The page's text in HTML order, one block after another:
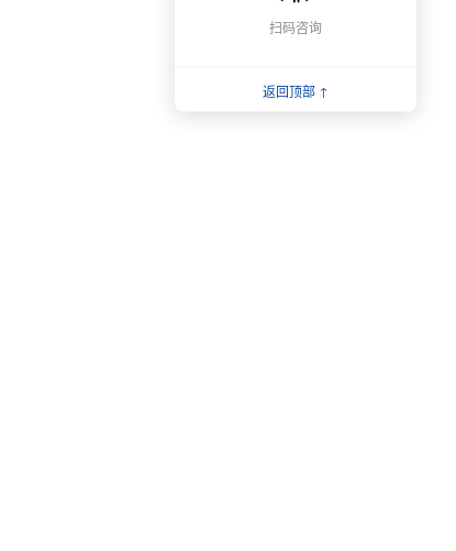
扫码咨询
返回顶部 ↑